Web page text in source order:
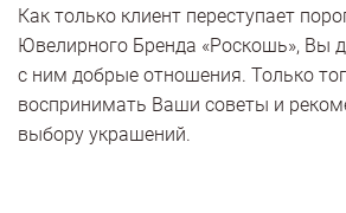
Как только клиент переступает
Ювелирного Бренда «Роскошь», Вы
с ним добрые отношения. Только
воспринимать Ваши советы и
выбору украшений.